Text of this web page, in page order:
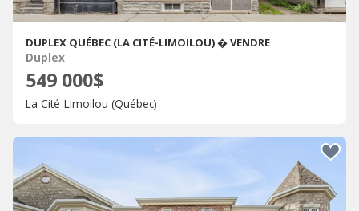
DUPLEX QUÉBEC (LA CITÉ-LIMOILOU) � VENDRE
Duplex
549 000$
La Cité-Limoilou (Québec)